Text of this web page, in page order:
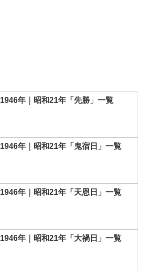
1946年｜昭和21年「先勝」一覧
1946年｜昭和21年「鬼宿日」一覧
1946年｜昭和21年「天恩日」一覧
1946年｜昭和21年「大禍日」一覧